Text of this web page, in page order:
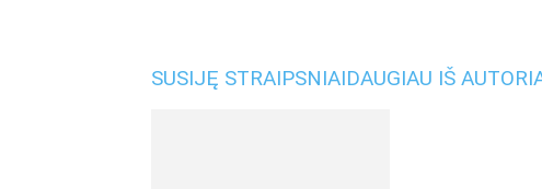
SUSIJĘ STRAIPSNIAIDAUGIAU IŠ